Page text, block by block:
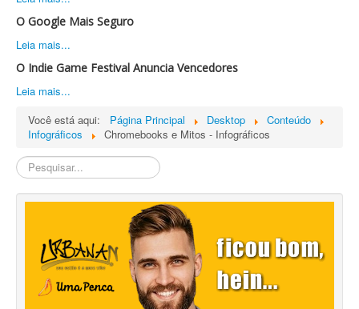
O Google Mais Seguro
Leia mais...
O Indie Game Festival Anuncia Vencedores
Leia mais...
Você está aqui:
Página Principal Desktop
Conteúdo
Infográficos
Chromebooks e Mitos - Infográficos
Pesquisa
Interna